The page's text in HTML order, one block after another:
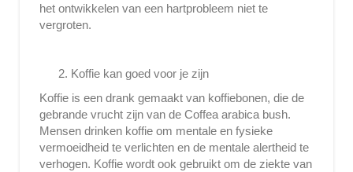
het ontwikkelen van een hartprobleem niet te
vergroten.
Koffie kan goed voor je zijn
Koffie is een drank gemaakt van koffiebonen, die de
gebrande vrucht zijn van de Coffea arabica bush.
Mensen drinken koffie om mentale en fysieke
vermoeidheid te verlichten en de mentale alertheid te
verhogen. Koffie wordt ook gebruikt om de ziekte van